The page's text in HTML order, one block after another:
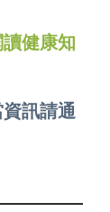
健康知
訊請通